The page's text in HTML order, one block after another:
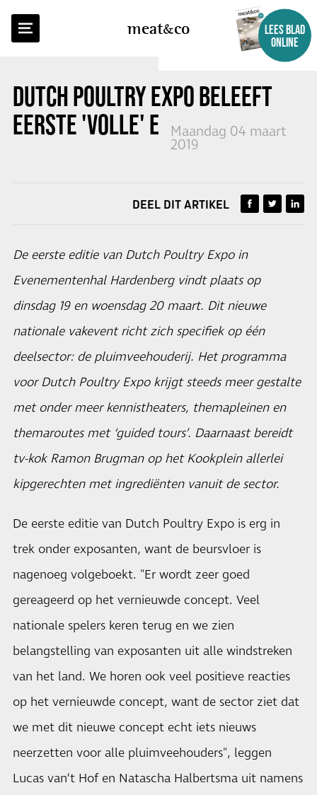
meatco
LEES BLAD
ONLINE
DUTCH POULTRY EXPO BELEEFT
EERSTE 'VOLLE' EDITIEMaandag 04 maart
2019
TERUG NAAR OVERZICHT
DEEL DIT ARTIKEL
De eerste editie van Dutch Poultry Expo in
Evenementenhal Hardenberg vindt plaats op
dinsdag 19 en woensdag 20 maart. Dit nieuwe
nationale vakevent richt zich specifiek op één
deelsector: de pluimveehouderij. Het programma
voor Dutch Poultry Expo krijgt steeds meer gestalte
met onder meer kennistheaters, themapleinen en
themaroutes met ‘guided tours’. Daarnaast bereidt
tv-kok Ramon Brugman op het Kookplein allerlei
kipgerechten met ingrediënten vanuit de sector.
De eerste editie van Dutch Poultry Expo is erg in
trek onder exposanten, want de beursvloer is
nagenoeg volgeboekt. "Er wordt zeer goed
gereageerd op het vernieuwde concept. Veel
nationale spelers keren terug en we zien
belangstelling van exposanten uit alle windstreken
van het land. We horen ook veel positieve reacties
op het vernieuwde concept, want de sector ziet dat
we met dit nieuwe concept echt iets nieuws
neerzetten voor alle pluimveehouders", leggen
Lucas van’t Hof en Natascha Halbertsma uit namens